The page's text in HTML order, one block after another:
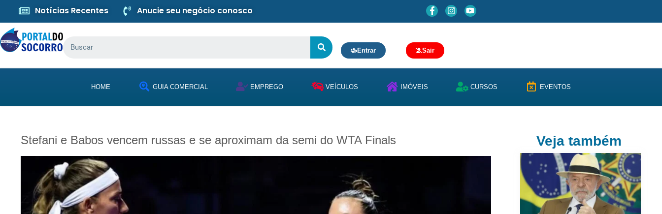
Notícias Recentes Anucie seu negócio conosco
Entrar Sair
HOME GUIA COMERCIAL EMPREGO VEÍCULOS IMÓVEIS CURSOS EVENTOS
Stefani e Babos vencem russas e se aproximam da semi do WTA Finals Veja também